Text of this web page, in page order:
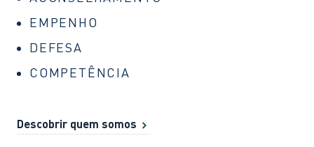
EMPENHO
DEFESA
COMPETÊNCIA
Descobrir quem somos